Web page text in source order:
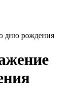
дню рождения